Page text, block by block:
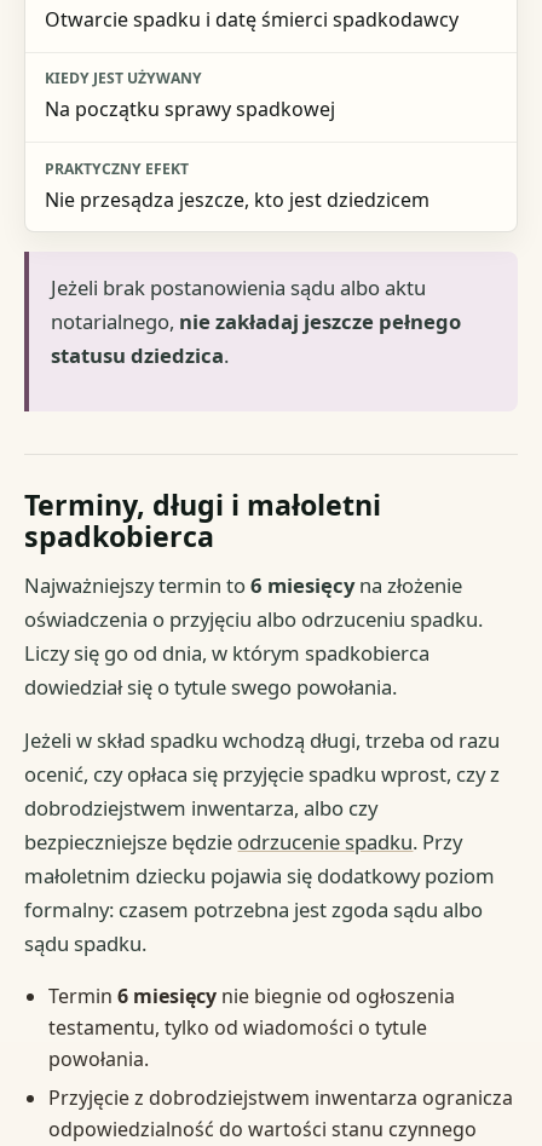
Otwarcie spadku i datę śmierci spadkodawcy
Na początku sprawy spadkowej
Nie przesądza jeszcze, kto jest dziedzicem
Jeżeli brak postanowienia sądu albo aktu
notarialnego, nie zakładaj jeszcze pełnego
statusu dziedzica.
Terminy, długi i małoletni
spadkobierca
Najważniejszy termin to6 miesięcyna złożenie
oświadczenia o przyjęciu albo odrzuceniu spadku.
Liczy się go od dnia, w którym spadkobierca
dowiedział się o tytule swego powołania.
Jeżeli w skład spadku wchodzą długi, trzeba od razu
ocenić, czy opłaca się przyjęcie spadku wprost, czy z
dobrodziejstwem inwentarza, albo czy
bezpieczniejsze będzie odrzucenie spadku. Przy
małoletnim dziecku pojawia się dodatkowy poziom
formalny: czasem potrzebna jest zgoda sądu albo
sądu spadku.
Termin 6 miesięcynie biegnie od ogłoszenia
testamentu, tylko od wiadomości o tytule
powołania.
Przyjęcie z dobrodziejstwem inwentarza ogranicza
odpowiedzialność do wartości stanu czynnego